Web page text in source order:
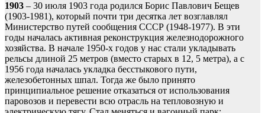
1903 – 30 июля 1903 года родился Борис Павлович Бещев
(1903-1981), который почти три десятка лет возглавлял
Министерство путей сообщения СССР (1948-1977). В эти
годы началась активная реконструкция железнодорожного
хозяйства. В начале 1950-х годов у нас стали укладывать
рельсы длиной 25 метров (вместо старых в 12, 5 метра), а с
1956 года началась укладка бесстыкового пути,
железобетонных шпал. Тогда же было принято
принципиальное решение отказаться от использования
паровозов и перевести всю отрасль на тепловозную и